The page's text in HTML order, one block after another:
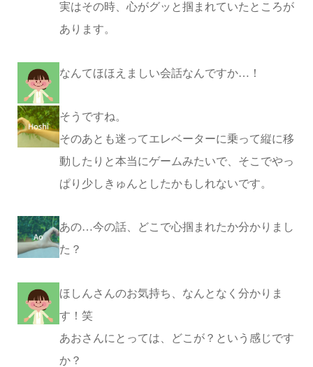
実はその時、心がグッと掴まれていたところが
あります。
なんてほほえましい会話なんですか…！
そうですね。
そのあとも迷ってエレベーターに乗って縦に移
動したりと本当にゲームみたいで、そこでやっ
ぱり少しきゅんとしたかもしれないです。
あの…今の話、どこで心掴まれたか分かりまし
た？
ほしんさんのお気持ち、なんとなく分かりま
す！笑
あおさんにとっては、どこが？という感じです
か？